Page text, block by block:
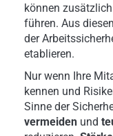
können
führen. Aus
der
etablieren.
Nur wenn Ihre
kennen und
Sinne der
vermeiden und